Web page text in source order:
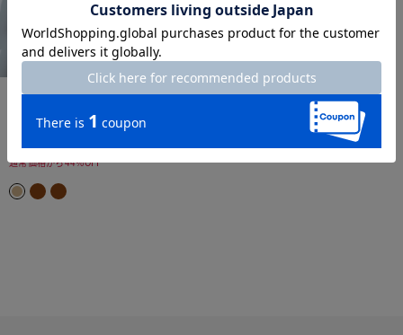
ャケット
9,990 税込￥10,989
通常価格から44%OFF